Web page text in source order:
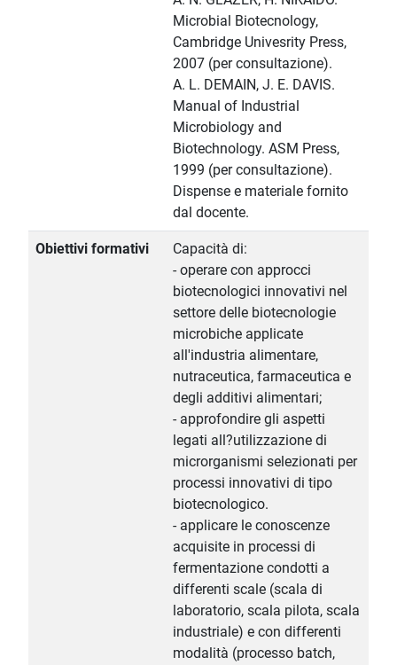
Microbial Biotecnology,
Cambridge Univesrity Press,
2007 (per consultazione).
A. L. DEMAIN, J. E. DAVIS.
Manual of Industrial
Microbiology and
Biotechnology. ASM Press,
1999 (per consultazione).
Dispense e materiale fornito
dal docente.
Obiettivi formativi
Capacità di:
- operare con approcci
biotecnologici innovativi nel
settore delle biotecnologie
microbiche applicate
all'industria alimentare,
nutraceutica, farmaceutica e
degli additivi alimentari;
- approfondire gli aspetti
legati all?utilizzazione di
microrganismi selezionati per
processi innovativi di tipo
biotecnologico.
- applicare le conoscenze
acquisite in processi di
fermentazione condotti a
differenti scale (scala di
laboratorio, scala pilota, scala
industriale) e con differenti
modalità (processo batch,